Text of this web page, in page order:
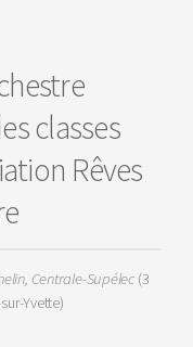
classes
Rêves
Centrale-Supélec (3
Yvette)